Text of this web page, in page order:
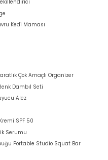
Kedi Maması
Çok Amaçlı Organizer
Dambıl Seti
Alez
SPF 50
Serumu
Portable Studio Squat Bar